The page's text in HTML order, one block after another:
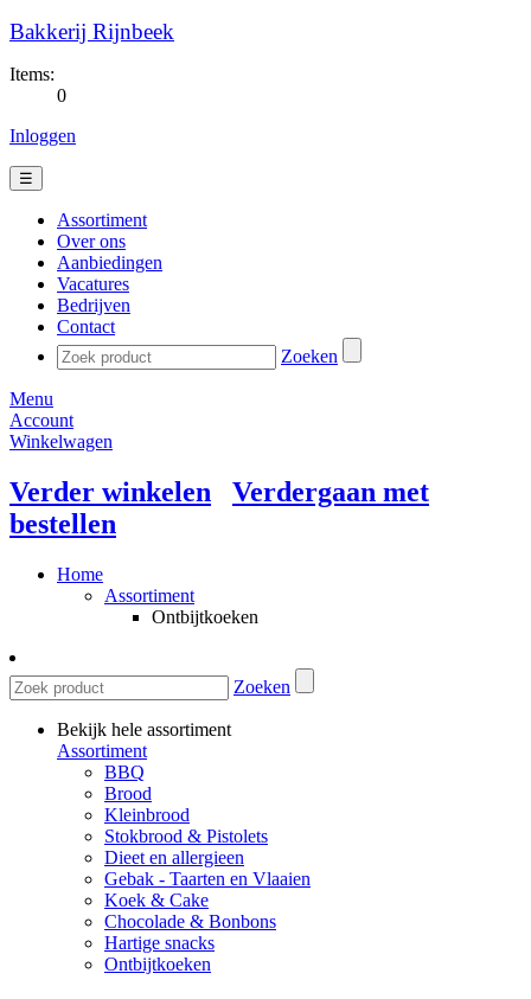
Bakkerij Rijnbeek
Items:
0
Inloggen
☰
Assortiment
Over ons
Aanbiedingen
Vacatures
Bedrijven
Contact
Zoeken
Menu
Account
Winkelwagen
Verder winkelen
Verdergaan met
bestellen
Home
Assortiment
Ontbijtkoeken
Zoeken
Bekijk hele assortiment
Assortiment
BBQ
Brood
Kleinbrood
Stokbrood & Pistolets
Dieet en allergieen
Gebak - Taarten en Vlaaien
Koek & Cake
Chocolade & Bonbons
Hartige snacks
Ontbijtkoeken